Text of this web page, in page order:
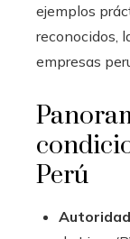
ejemplos
reconocidos,
empresas
Perú